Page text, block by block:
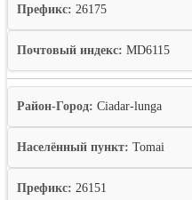
Префикс: 26175
Почтовый индекс: MD6115
Район-Город: Ciadar-lunga
Населённый пункт: Tomai
Префикс: 26151